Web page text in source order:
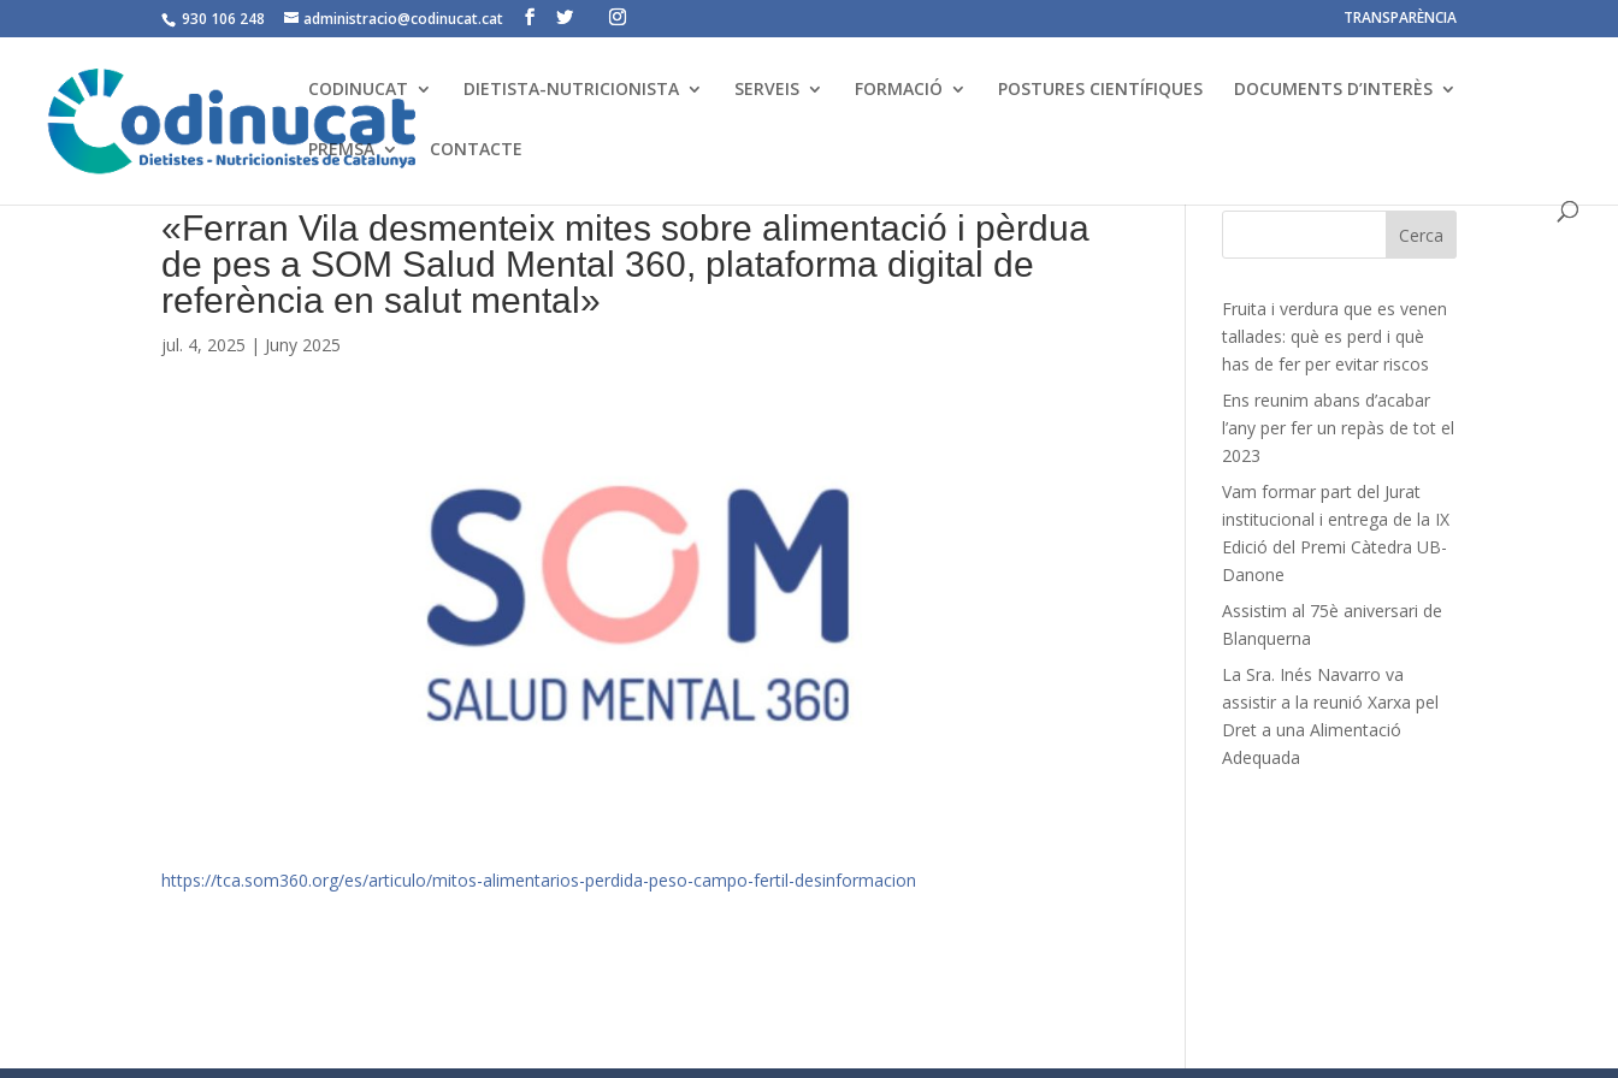
930 106 248 administracio@codinucat.cat TRANSPARÈNCIA
CODINUCAT DIETISTA-NUTRICIONISTA SERVEIS FORMACIÓ POSTURES CIENTÍFIQUES DOCUMENTS D’INTERÈS
PREMSA CONTACTE
«Ferran Vila desmenteix mites sobre alimentació i pèrdua
de pes a SOM Salud Mental 360, plataforma digital de
referència en salut mental»
jul. 4, 2025 | Juny 2025
https://tca.som360.org/es/articulo/mitos-alimentarios-perdida-peso-campo-fertil-desinformacion
Fruita i verdura que es venen
tallades: què es perd i què
has de fer per evitar riscos
Ens reunim abans d’acabar
l’any per fer un repàs de tot el
2023
Vam formar part del Jurat
institucional i entrega de la IX
Edició del Premi Càtedra UB-
Danone
Assistim al 75è aniversari de
Blanquerna
La Sra. Inés Navarro va
assistir a la reunió Xarxa pel
Dret a una Alimentació
Adequada